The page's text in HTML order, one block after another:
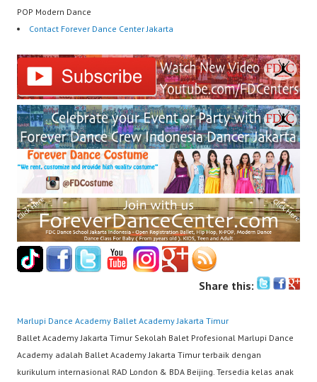
POP Modern Dance
Contact Forever Dance Center Jakarta
Share this:
Marlupi Dance Academy Ballet Academy Jakarta Timur
Ballet Academy Jakarta Timur Sekolah Balet Profesional Marlupi Dance
Academy adalah Ballet Academy Jakarta Timur terbaik dengan
kurikulum internasional RAD London & BDA Beijing. Tersedia kelas anak